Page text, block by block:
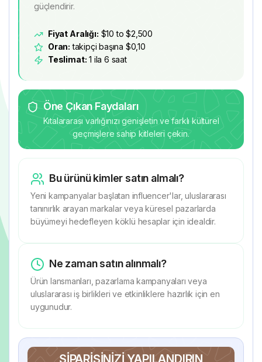
güçlendirir.
Fiyat Aralığı: $10 to $2,500
Oran: takipçi başına $0,10
Teslimat: 1 ila 6 saat
Öne Çıkan Faydaları
Kıtalararası varlığınızı genişletin ve farklı kültürel
geçmişlere sahip kitleleri çekin.
Bu ürünü kimler satın almalı?
Yeni kampanyalar başlatan influencer'lar, uluslararası
tanınırlık arayan markalar veya küresel pazarlarda
büyümeyi hedefleyen köklü hesaplar için idealdir.
Ne zaman satın alınmalı?
Ürün lansmanları, pazarlama kampanyaları veya
uluslararası iş birlikleri ve etkinliklere hazırlık için en
uygunudur.
SIPARIŞINIZI YAPILANDIRIN